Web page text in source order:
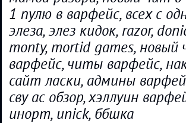
1 пулю в варфейс, всех с
элеза, элез кидок, razor,
monty, mortid games,
варфейс, читы варфейс,
сайт ласки, админы
сву ас обзор, хэллуин
инорт, unick, ббшка